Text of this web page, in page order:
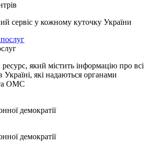
сервіс у кожному куточку України
який містить інформацію про всі
Україні, які надаються органами
ОМС
демократії
демократії